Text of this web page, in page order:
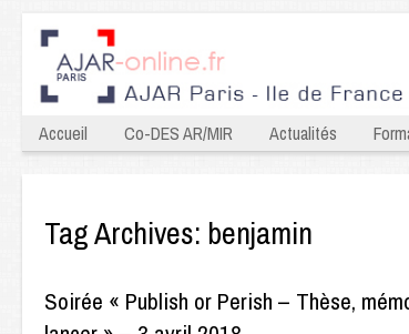
Accueil Co-DES AR/MIR Actualités
Tag Archives: benjamin
Soirée « Publish or Perish – Thèse,